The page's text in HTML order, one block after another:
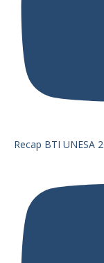
Recap BTI UNESA